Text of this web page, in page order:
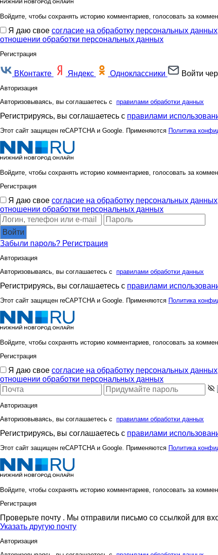
la-Belle ludmila-
olga0504 or-ange
комсомолочка ксю77
Фрекен Бок*
Войдите, чтобы сохранять историю комментариев, голосовать за
Я даю свое согласие на обработку персональных данных
отношении обработки персональных данных
Регистрация
ВКонтакте Яндекс Одноклассники Войти
Авторизация
Авторизовываясь, вы соглашаетесь с правилами обработки данных
Регистрируясь, вы соглашаетесь с правилами
Этот сайт защищен reCAPTCHA и Google. Применяются Политика
Войдите, чтобы сохранять историю комментариев, голосовать за
Регистрация
Я даю свое согласие на обработку персональных данных
отношении обработки персональных данных
Войти
Забыли пароль? Регистрация
Авторизация
Авторизовываясь, вы соглашаетесь с правилами обработки данных
Регистрируясь, вы соглашаетесь с правилами
Этот сайт защищен reCAPTCHA и Google. Применяются Политика
Войдите, чтобы сохранять историю комментариев, голосовать за
Регистрация
Я даю свое согласие на обработку персональных данных
отношении обработки персональных данных
Авторизация
Авторизовываясь, вы соглашаетесь с правилами обработки данных
Регистрируясь, вы соглашаетесь с правилами
Этот сайт защищен reCAPTCHA и Google. Применяются Политика
Войдите, чтобы сохранять историю комментариев, голосовать за
Регистрация
Проверьте почту . Мы отправили письмо со ссылкой для
Указать другую почту
Авторизация